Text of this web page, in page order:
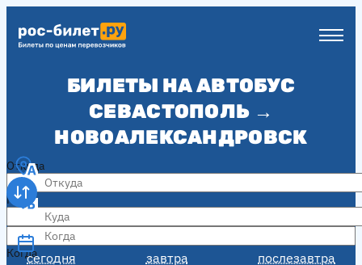
БИЛЕТЫ НА АВТОБУС
СЕВАСТОПОЛЬ →
НОВОАЛЕКСАНДРОВСК
Откуда
Куда
Когда
сегодня завтра послезавтра
Когда